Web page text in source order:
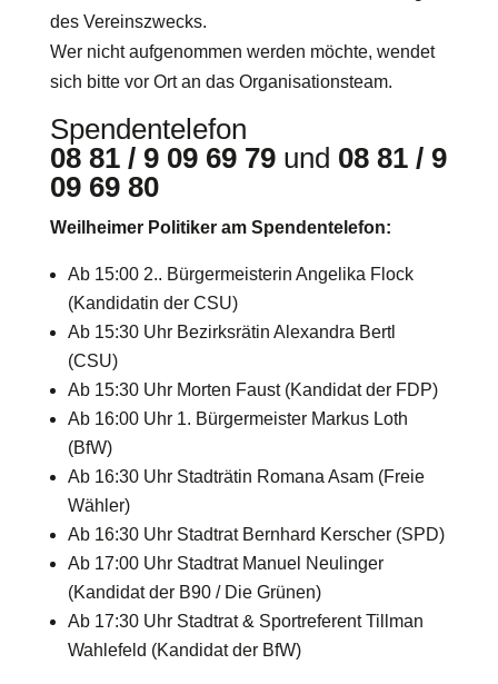
des Vereinszwecks.
Wer nicht aufgenommen werden möchte, wendet
sich bitte vor Ort an das Organisationsteam.
Spendentelefon
08 81 / 9 09 69 79und 08 81 / 9
09 69 80
Weilheimer Politiker am Spendentelefon:
Ab 15:00 2.. Bürgermeisterin Angelika Flock
(Kandidatin der CSU)
Ab 15:30 Uhr Bezirksrätin Alexandra Bertl
(CSU)
Ab 15:30 Uhr Morten Faust (Kandidat der FDP)
Ab 16:00 Uhr 1. Bürgermeister Markus Loth
(BfW)
Ab 16:30 Uhr Stadträtin Romana Asam (Freie
Wähler)
Ab 16:30 Uhr Stadtrat Bernhard Kerscher (SPD)
Ab 17:00 Uhr Stadtrat Manuel Neulinger
(Kandidat der B90 / Die Grünen)
Ab 17:30 Uhr Stadtrat & Sportreferent Tillman
Wahlefeld (Kandidat der BfW)